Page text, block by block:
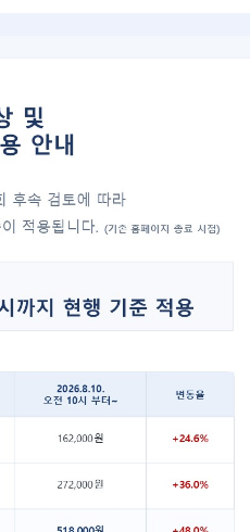
시그 게시판 확대 했습니다.